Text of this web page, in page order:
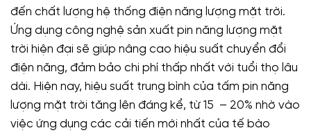
đến chất lượng hệ thống điện năng lượng mặt trời.
Ứng dụng công nghệ sản xuất pin năng lượng mặt
trời hiện đại sẽ giúp nâng cao hiệu suất chuyển đổi
điện năng, đảm bảo chi phí thấp nhất với tuổi thọ lâu
dài. Hiện nay, hiệu suất trung bình của tấm pin năng
lượng mặt trời tăng lên đáng kể, từ 15 – 20% nhờ vào
việc ứng dụng các cải tiến mới nhất của tế bào